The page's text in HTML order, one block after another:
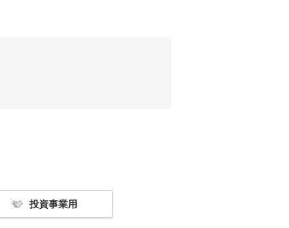
投資事業用